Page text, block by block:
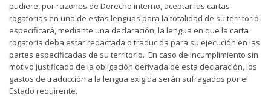
pudiere, por razones de Derecho interno, aceptar las cartas
rogatorias en una de estas lenguas para la totalidad de su territorio,
especificará, mediante una declaración, la lengua en que la carta
rogatoria deba estar redactada o traducida para su ejecución en las
partes especificadas de su territorio. En caso de incumplimiento sin
motivo justificado de la obligación derivada de esta declaración, los
gastos de traducción a la lengua exigida serán sufragados por el
Estado requirente.